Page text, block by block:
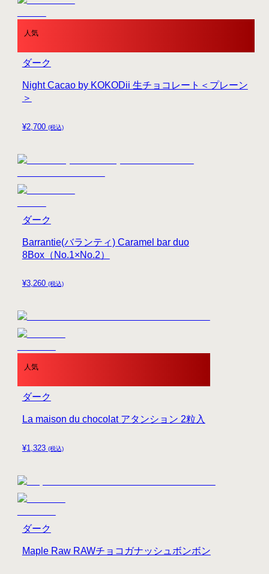
人気
¥2,700 (税込)
Night Cacao by KOKODii 生チョコレート＜プレーン
＞
ダーク
¥3,260 (税込)
Barrantie(バランティ) Caramel bar duo
8Box（No.1×No.2）
ダーク
人気
¥1,323 (税込)
La maison du chocolat アタンション 2粒入
ダーク
Maple Raw RAWチョコガナッシュボンボン
ダーク